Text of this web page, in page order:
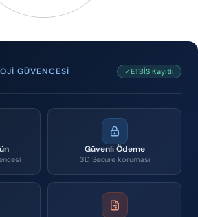
GÜVENCESI ✓ETBİS Kayıtlı
Güvenli Ödeme
3D Secure koruması